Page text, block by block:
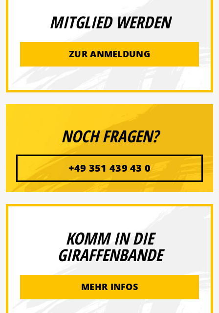
MITGLIED WERDEN
ZUR ANMELDUNG
NOCH FRAGEN?
+49 351 439 43 0
KOMM IN DIE
GIRAFFENBANDE
MEHR INFOS